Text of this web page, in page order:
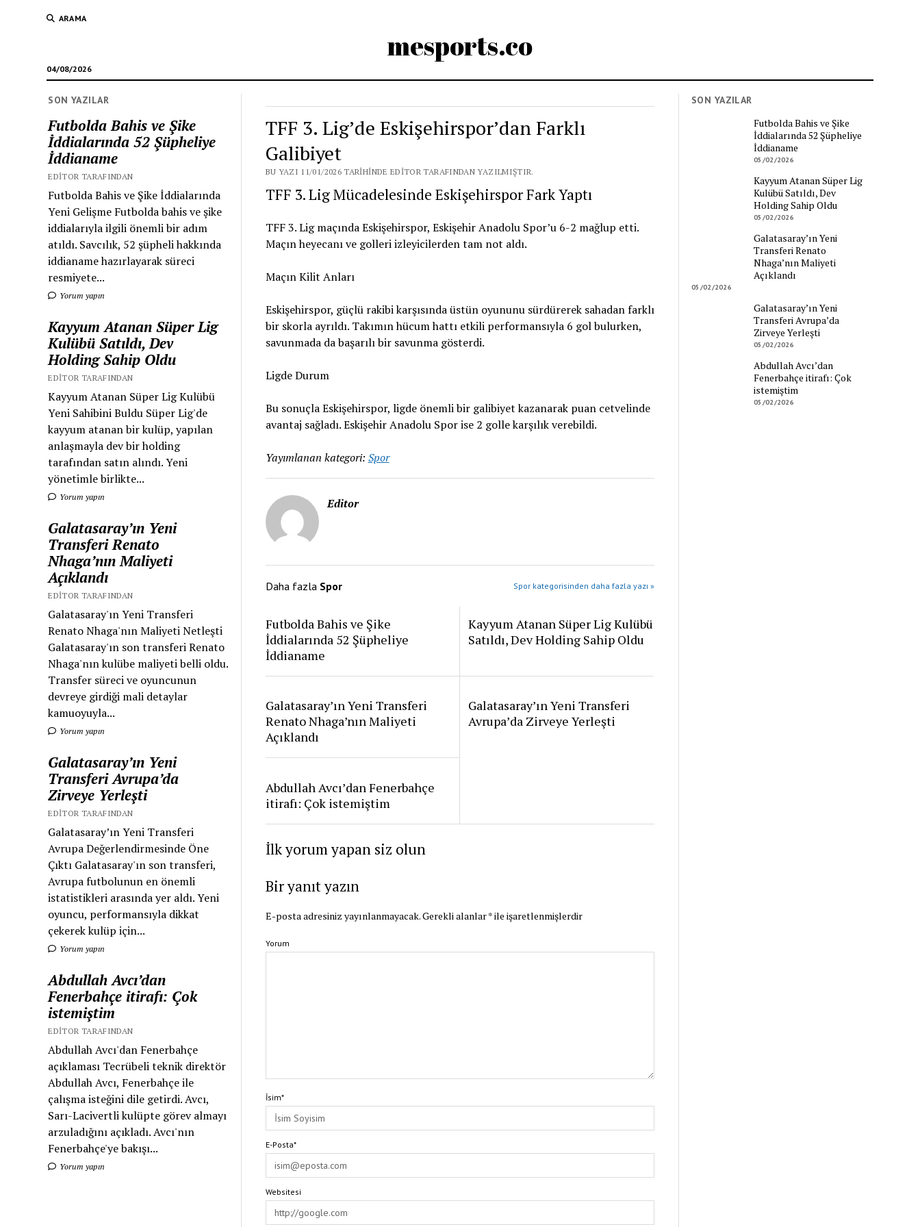
ARAMA
mesports.co
04/08/2026
SON YAZILAR
Futbolda Bahis ve Şike
İddialarında 52 Şüpheliye
İddianame
EDITOR TARAFINDAN
Futbolda Bahis ve Şike İddialarında
Yeni Gelişme Futbolda bahis ve şike
iddialarıyla ilgili önemli bir adım
atıldı. Savcılık, 52 şüpheli hakkında
iddianame hazırlayarak süreci
resmiyete...
Yorum yapın
Kayyum Atanan Süper Lig
Kulübü Satıldı, Dev
Holding Sahip Oldu
EDITOR TARAFINDAN
Kayyum Atanan Süper Lig Kulübü
Yeni Sahibini Buldu Süper Lig'de
kayyum atanan bir kulüp, yapılan
anlaşmayla dev bir holding
tarafından satın alındı. Yeni
yönetimle birlikte...
Yorum yapın
Galatasaray’ın Yeni
Transferi Renato
Nhaga’nın Maliyeti
Açıklandı
EDITOR TARAFINDAN
Galatasaray'ın Yeni Transferi
Renato Nhaga'nın Maliyeti Netleşti
Galatasaray'ın son transferi Renato
Nhaga'nın kulübe maliyeti belli oldu.
Transfer süreci ve oyuncunun
devreye girdiği mali detaylar
kamuoyuyla...
Yorum yapın
Galatasaray’ın Yeni
Transferi Avrupa’da
Zirveye Yerleşti
EDITOR TARAFINDAN
Galatasaray’ın Yeni Transferi
Avrupa Değerlendirmesinde Öne
Çıktı Galatasaray'ın son transferi,
Avrupa futbolunun en önemli
istatistikleri arasında yer aldı. Yeni
oyuncu, performansıyla dikkat
çekerek kulüp için...
Yorum yapın
Abdullah Avcı’dan
Fenerbahçe itirafı: Çok
istemiştim
EDITOR TARAFINDAN
Abdullah Avcı'dan Fenerbahçe
açıklaması Tecrübeli teknik direktör
Abdullah Avcı, Fenerbahçe ile
çalışma isteğini dile getirdi. Avcı,
Sarı-Lacivertli kulüpte görev almayı
arzuladığını açıkladı. Avcı'nın
Fenerbahçe'ye bakışı...
Yorum yapın
TFF 3. Lig’de Eskişehirspor’dan Farklı
Galibiyet
BU YAZI 11/01/2026 TARIHINDE EDITOR TARAFINDAN YAZILMIŞTIR.
TFF 3. Lig Mücadelesinde Eskişehirspor Fark Yaptı
TFF 3. Lig maçında Eskişehirspor, Eskişehir Anadolu Spor’u 6-2 mağlup etti.
Maçın heyecanı ve golleri izleyicilerden tam not aldı.
Maçın Kilit Anları
Eskişehirspor, güçlü rakibi karşısında üstün oyununu sürdürerek sahadan farklı
bir skorla ayrıldı. Takımın hücum hattı etkili performansıyla 6 gol bulurken,
savunmada da başarılı bir savunma gösterdi.
Ligde Durum
Bu sonuçla Eskişehirspor, ligde önemli bir galibiyet kazanarak puan cetvelinde
avantaj sağladı. Eskişehir Anadolu Spor ise 2 golle karşılık verebildi.
Yayımlanan kategori: Spor
Editor
Daha fazla Spor Spor kategorisinden daha fazla yazı »
Futbolda Bahis ve Şike
İddialarında 52 Şüpheliye
İddianame
Kayyum Atanan Süper Lig Kulübü
Satıldı, Dev Holding Sahip Oldu
Galatasaray’ın Yeni Transferi
Renato Nhaga’nın Maliyeti
Açıklandı
Galatasaray’ın Yeni Transferi
Avrupa’da Zirveye Yerleşti
Abdullah Avcı’dan Fenerbahçe
itirafı: Çok istemiştim
İlk yorum yapan siz olun
Bir yanıt yazın
E-posta adresiniz yayınlanmayacak.Gerekli alanlar*ile işaretlenmişlerdir
Yorum
İsim*
E-Posta*
Websitesi
SON YAZILAR
Futbolda Bahis ve Şike
İddialarında 52 Şüpheliye
İddianame
05/02/2026
Kayyum Atanan Süper Lig
Kulübü Satıldı, Dev
Holding Sahip Oldu
05/02/2026
Galatasaray’ın Yeni
Transferi Renato
Nhaga’nın Maliyeti
Açıklandı
05/02/2026
Galatasaray’ın Yeni
Transferi Avrupa’da
Zirveye Yerleşti
05/02/2026
Abdullah Avcı’dan
Fenerbahçe itirafı: Çok
istemiştim
05/02/2026